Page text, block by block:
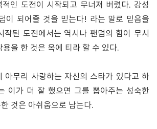
인 도전이 시작되고 무너져 버렸다. 강성
이 되어줄 것을 믿는다! 라는 말로 믿음을
작된 도전에서는 역시나 팬덤의 힘이 무시
을 한 것은 옥에 티라 할 수 있다.
아무리 사랑하는 자신의 스타가 있다고 하
이가 더 잘 했으면 그를 뽑아주는 성숙한
것은 아쉬움으로 남는다.